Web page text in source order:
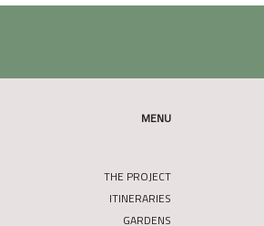
MENU
THE PROJECT
ITINERARIES
GARDENS